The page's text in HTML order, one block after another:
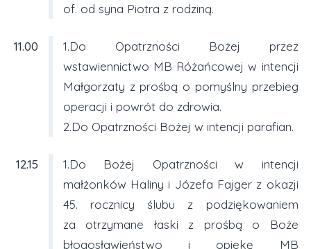
of. od syna Piotra z rodziną.
11.00
1.Do Opatrzności Bożej przez
wstawiennictwo MB Różańcowej w intencji
Małgorzaty z prośbą o pomyślny przebieg
operacji i powrót do zdrowia.
2.Do Opatrzności Bożej w intencji parafian.
12.15
1.Do Bożej Opatrzności w intencji
małżonków Haliny i Józefa Fajger z okazji
45. rocznicy ślubu z podziękowaniem
za otrzymane łaski z prośbą o Boże
błogosławieństwo i opiekę MB